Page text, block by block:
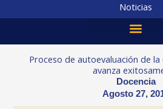
Noticias
Proceso de autoevaluación de
avanza
Docencia
Agosto 27,